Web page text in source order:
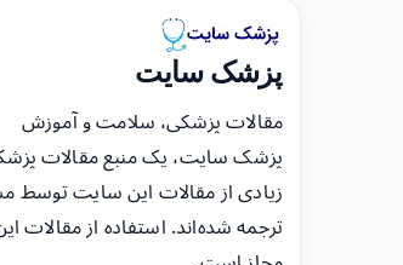
پزشک سایت
مقالات پزشکی، سلامت و آموزش
پزشک سایت، یک منبع مقالات
زیادی از مقالات این سایت توسط
ترجمه شده‌اند. استفاده از مقالات